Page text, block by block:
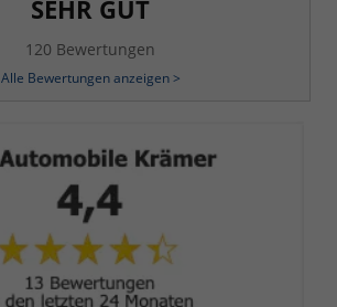
SEHR GUT
120 Bewertungen
Alle Bewertungen anzeigen >